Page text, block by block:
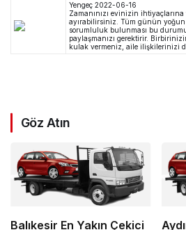
Yengeç 2022-06-16
Zamanınızı evinizin
ayırabilirsiniz. Tüm günün
sorumluluk bulunması bu
paylaşmanızı gerektirir.
kulak vermeniz, aile ilişkilerinizi
Göz Atın
Balıkesir En Yakın Çekici